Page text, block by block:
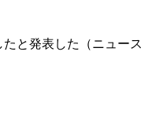
と発表した（ニュ